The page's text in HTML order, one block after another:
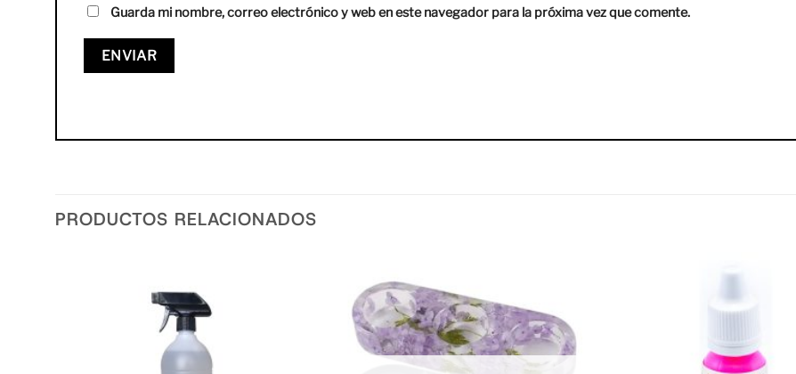
Guarda mi nombre, correo electrónico y web en este navegador para la próxima vez que comente.
PRODUCTOS RELACIONADOS